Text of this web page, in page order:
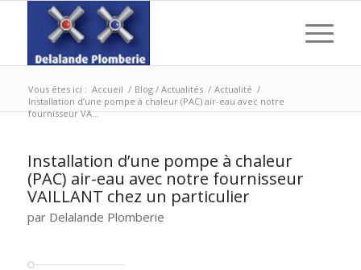
Vous êtes ici : Accueil / Blog / Actualités / Actualité /
Installation d’une pompe à chaleur (PAC) air-eau avec notre
fournisseur VA...
Installation d’une pompe à chaleur
(PAC) air-eau avec notre fournisseur
VAILLANT chez un particulier
par Delalande Plomberie